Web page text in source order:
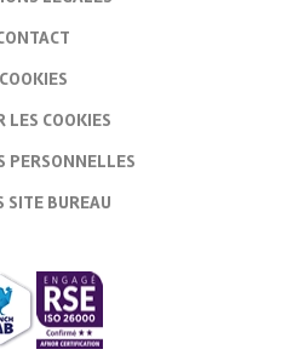
COOKIES
LES COOKIES
PERSONNELLES
SITE BUREAU